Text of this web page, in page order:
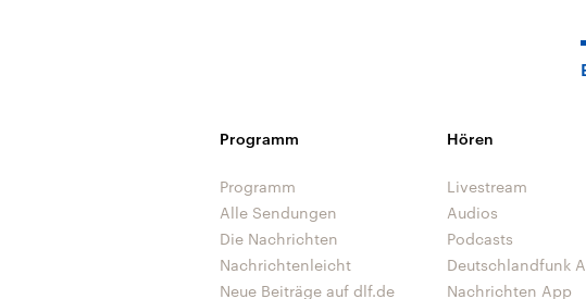
Programm
Programm
Alle Sendungen
Die Nachrichten
Nachrichtenleicht
Neue Beiträge auf dlf.de
Hören
Livestream
Audios
Podcasts
Deutschlandfunk
Nachrichten App